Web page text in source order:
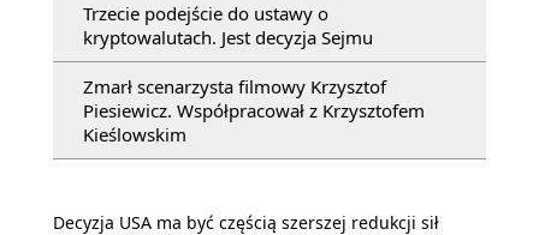
Trzecie podejście do ustawy o
kryptowalutach. Jest decyzja Sejmu
Zmarł scenarzysta filmowy Krzysztof
Piesiewicz. Współpracował z Krzysztofem
Kieślowskim
Decyzja USA ma być częścią szerszej redukcji sił